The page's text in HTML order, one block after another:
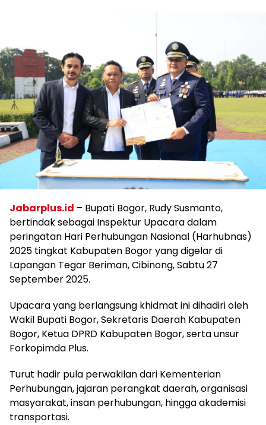
Jabarplus.id – Bupati Bogor, Rudy Susmanto,
bertindak sebagai Inspektur Upacara dalam
peringatan Hari Perhubungan Nasional (Harhubnas)
2025 tingkat Kabupaten Bogor yang digelar di
Lapangan Tegar Beriman, Cibinong, Sabtu 27
September 2025.
Upacara yang berlangsung khidmat ini dihadiri oleh
Wakil Bupati Bogor, Sekretaris Daerah Kabupaten
Bogor, Ketua DPRD Kabupaten Bogor, serta unsur
Forkopimda Plus.
Turut hadir pula perwakilan dari Kementerian
Perhubungan, jajaran perangkat daerah, organisasi
masyarakat, insan perhubungan, hingga akademisi
transportasi.